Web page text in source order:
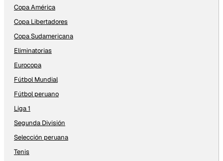
Copa América
Copa Libertadores
Copa Sudamericana
Eliminatorias
Eurocopa
Fútbol Mundial
Fútbol peruano
Liga 1
Segunda División
Selección peruana
Tenis